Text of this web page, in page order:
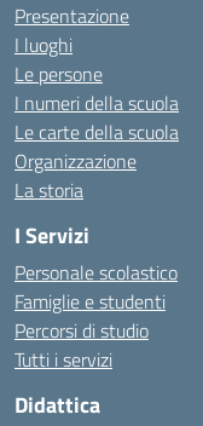
Presentazione
I luoghi
Le persone
I numeri della scuola
Le carte della scuola
Organizzazione
La storia
I Servizi
Personale scolastico
Famiglie e studenti
Percorsi di studio
Tutti i servizi
Didattica